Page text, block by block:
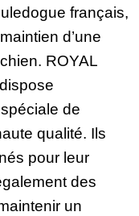
français,
d’une
ROYAL
de
qualité. Ils
pour leur
des
un